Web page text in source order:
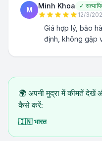
M Minh Khoa ✓
12/3/
Giá hợp lý, bảo
định, không gặp
🌍 अपनी मुद्रा में कीमतें
कैसे करें:
🇮🇳 भारत